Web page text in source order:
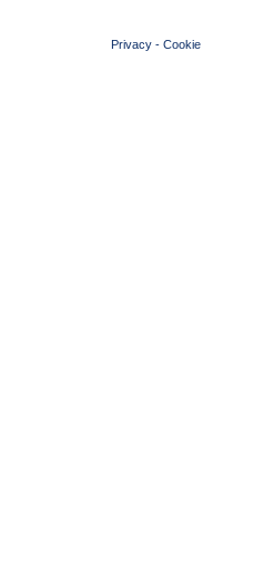
Privacy - Cookie